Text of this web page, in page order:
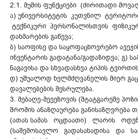
2.1. მუშის ფუნქციები (ძირითადი
ა) უნივერსიტეტის კუთვნილ
ტექნიკური პერსონალისთვის
დახმარების გაწევა;
ბ) საოფისე და საყოფაცხოვრებო
ინვენტარის გადატანა/გადაზიდვა; გ)
ნაგავისა და სხვადასხვა ტიპის
დ) უშუალოდ ხელმძღვანელის მიერ
დავალებების შესრულება.
3. მებაღე-მეეეზოვის (შტატგარეშე
შრომის ანაზღაურება განისაზღვრება
(ათას სამას ოცდაათი) ლარის
(საშემოსავლო გადასახადისა და